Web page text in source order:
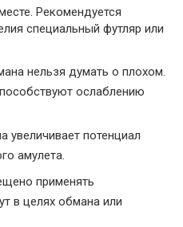
Рекомендуется
специальный футляр или
нельзя думать о плохом.
ослаблению
увеличивает потенциал
амулета.
применять
в целях обмана или